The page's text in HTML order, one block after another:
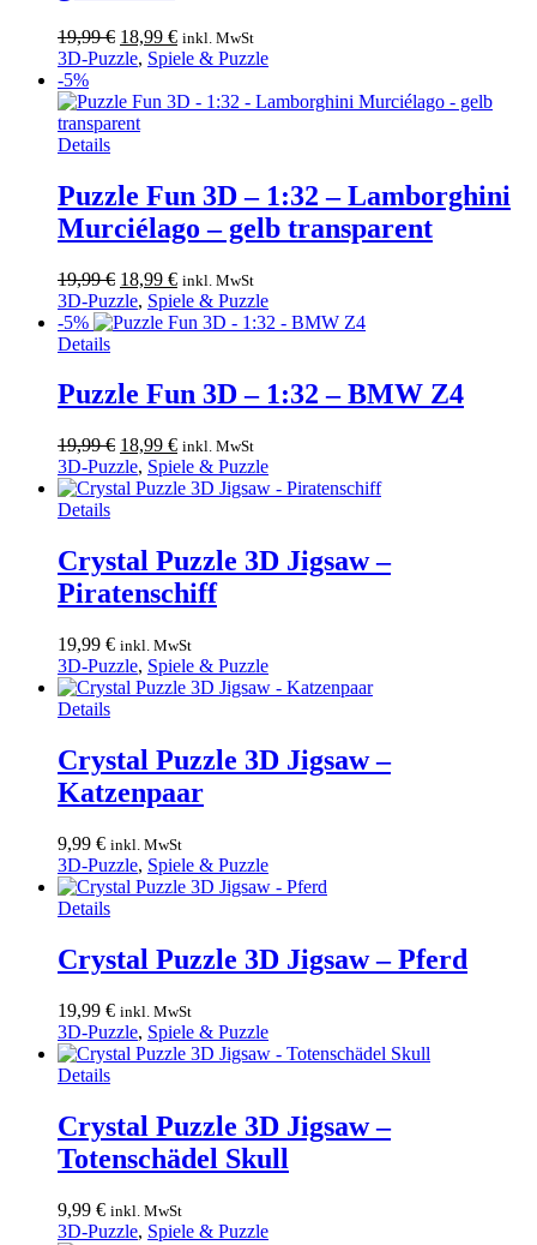
19,99€ Ursprünglicher
Preis
19,99 €
18,99 €Aktueller
Preis
18,99 €.
inkl. MwSt
3D-Puzzle, Spiele & Puzzle
-5%
Details
Puzzle Fun 3D – 1:32 – Lamborghini
Murciélago – gelb transparent
19,99€ Ursprünglicher
Preis
war:
18,99 €Aktueller
Preis
ist:
inkl. MwSt
3D-Puzzle, Spiele & Puzzle
-5%
Details
Puzzle Fun 3D – 1:32 – BMW Z4
19,99€ Ursprünglicher
Preis
war:
18,99 €Aktueller
Preis
ist:
inkl. MwSt
3D-Puzzle, Spiele & Puzzle
Details
Crystal Puzzle 3D Jigsaw –
Piratenschiff
19,99 € inkl. MwSt
3D-Puzzle, Spiele & Puzzle
Details
Crystal Puzzle 3D Jigsaw –
Katzenpaar
9,99 € inkl. MwSt
3D-Puzzle, Spiele & Puzzle
Details
Crystal Puzzle 3D Jigsaw – Pferd
19,99 € inkl. MwSt
3D-Puzzle, Spiele & Puzzle
Details
Crystal Puzzle 3D Jigsaw –
Totenschädel Skull
9,99 € inkl. MwSt
3D-Puzzle, Spiele & Puzzle